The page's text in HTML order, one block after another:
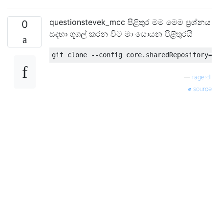
0
questionstevek_mcc පිළිතුර මම මෙම ප්‍රශ්නය
සඳහා ගූගල් කරන විට මා සොයන පිළිතුරයි
ragerdl
source